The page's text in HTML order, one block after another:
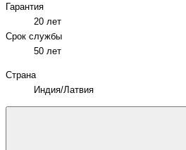
Гарантия
20 лет
Срок службы
50 лет
Страна
Индия/Латвия